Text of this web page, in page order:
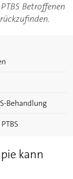
Betroffenen
Behandlung
kann